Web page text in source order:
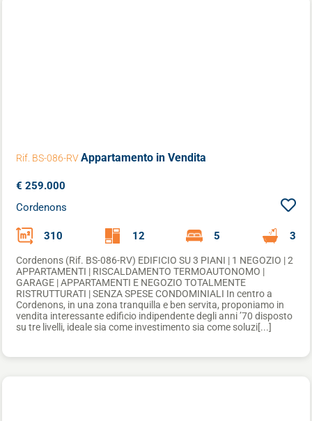
Rif. BS-086-RVAppartamento in Vendita
€ 259.000
Cordenons
310 12 5 3
Cordenons (Rif. BS-086-RV) EDIFICIO SU 3 PIANI | 1 NEGOZIO | 2
APPARTAMENTI | RISCALDAMENTO TERMOAUTONOMO |
GARAGE | APPARTAMENTI E NEGOZIO TOTALMENTE
RISTRUTTURATI | SENZA SPESE CONDOMINIALI In centro a
Cordenons, in una zona tranquilla e ben servita, proponiamo in
vendita interessante edificio indipendente degli anni ’70 disposto
su tre livelli, ideale sia come investimento sia come soluzi[...]